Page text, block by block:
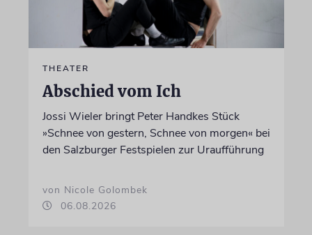
THEATER
Abschied vom Ich
Jossi Wieler bringt Peter Handkes Stück
»Schnee von gestern, Schnee von morgen« bei
den Salzburger Festspielen zur Uraufführung
von Nicole Golombek
06.08.2026